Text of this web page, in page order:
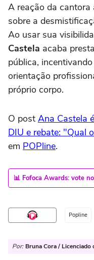
A reação da cantora
sobre a
Ao usar sua
Castela acaba
pública,
orientação
próprio corpo.
O post Ana Castela
DIU e rebate: "Qual
em POPline.
📊 Fofoca Awards: vote
Popline
Por: Bruna Cora / Licenciado